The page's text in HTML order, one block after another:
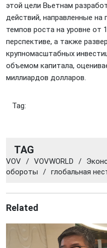
этой цели Вьетнам
действий, направленные
темпов роста на уровне от
перспективе, а также
крупномасштабных
объемом капитала,
миллиардов долларов.
Tag:
TAG
VOV / VOVWORLD /
обороты
/ глобальная
Related